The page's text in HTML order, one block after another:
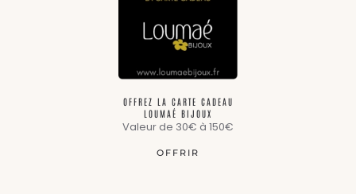
OFFREZ LA CARTE CADEAU
LOUMAÉ BIJOUX
Valeur de 30€ à 150€
OFFRIR